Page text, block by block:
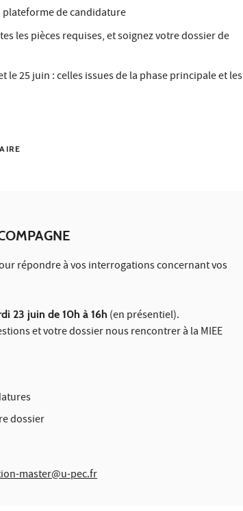
plateforme de candidature
les pièces requises, et soignez votre dossier de
le 25 juin : celles issues de la phase principale et les
répondre à vos interrogations concernant vos
23 juin de 10h à 16h (en présentiel).
et votre dossier nous rencontrer à la MIEE
dossier
master@u-pec.fr